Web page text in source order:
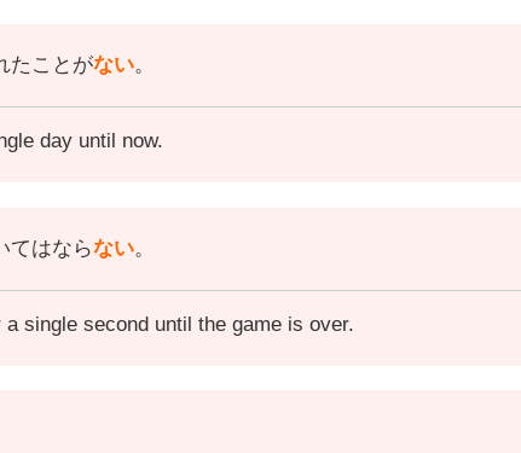
たことがない。
day until now.
てはならない。
single second until the game is over.